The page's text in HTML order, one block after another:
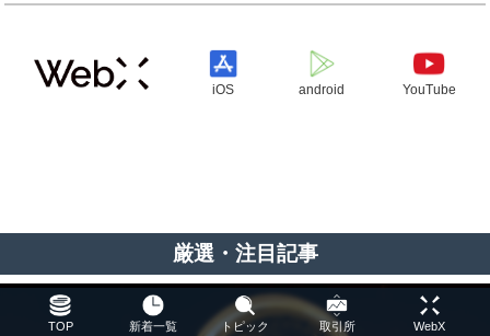
TOP 新着一覧 トピック 取引所 WebX
iOS android YouTube
厳選・注目記事